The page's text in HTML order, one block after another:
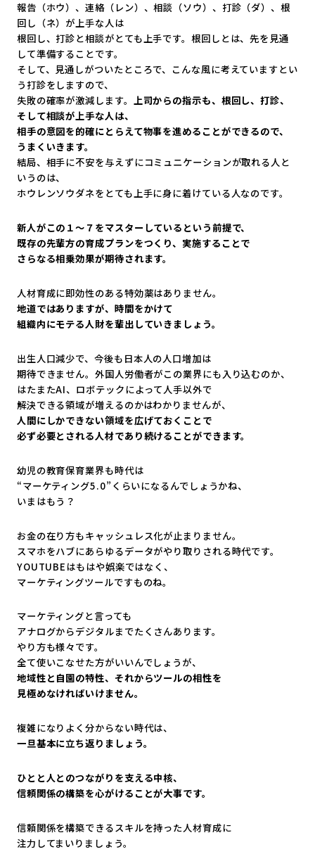
報告（ホウ）、連絡（レン）、相談（ソウ）、打診（ダ）、根
回し（ネ）が上手な人は
根回し、打診と相談がとても上手です。根回しとは、先を見通
して準備することです。
そして、見通しがついたところで、 こんな風に考えていますとい
う打診をしますので、
失敗の確率が激減します。 上司からの指示も、根回し、打診、
そして相談が上手な人は、
相手の意図を的確にとらえて物事を進めることができるので、
うまくいきます。
結局、 相手に不安を与えずにコミュニケーションが取れる人と
いうのは、
ホウレンソウダネをとても上手に身に着けている人なのです。
新人がこの１～７をマスターしているという前提で、
既存の先輩方の育成プランをつくり、実施することで
さらなる相乗効果が期待されます。
人材育成に即効性のある特効薬はありません。
地道ではありますが、時間をかけて
組織内にモテる人財を輩出していきましょう。
出生人口減少で、今後も日本人の人口増加は
期待できません。外国人労働者がこの業界にも入り込むのか、
はたまたAI、ロボテックによって人手以外で
解決できる領域が増えるのかはわかりませんが、
人間にしかできない領域を広げておくことで
必ず必要とされる人材であり続けることができます。
幼児の教育保育業界も時代は
“マーケティング5.0”くらいになるんでしょうかね、
いまはもう？
お金の在り方もキャッシュレス化が止まりません。
スマホをハブにあらゆるデータがやり取りされる時代です。
YOUTUBEはもはや娯楽ではなく、
マーケティングツールですものね。
マーケティングと言っても
アナログからデジタルまでたくさんあります。
やり方も様々です。
全て使いこなせた方がいいんでしょうが、
地域性と自園の特性、それからツールの相性を
見極めなければいけません。
複雑になりよく分からない時代は、
一旦基本に立ち返りましょう。
ひとと人とのつながりを支える中核、
信頼関係の構築を心がけることが大事です。
信頼関係を構築できるスキルを持った人材育成に
注力してまいりましょう。